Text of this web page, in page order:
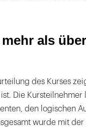
als
des Kurses
Die
den logischen
wurde mit